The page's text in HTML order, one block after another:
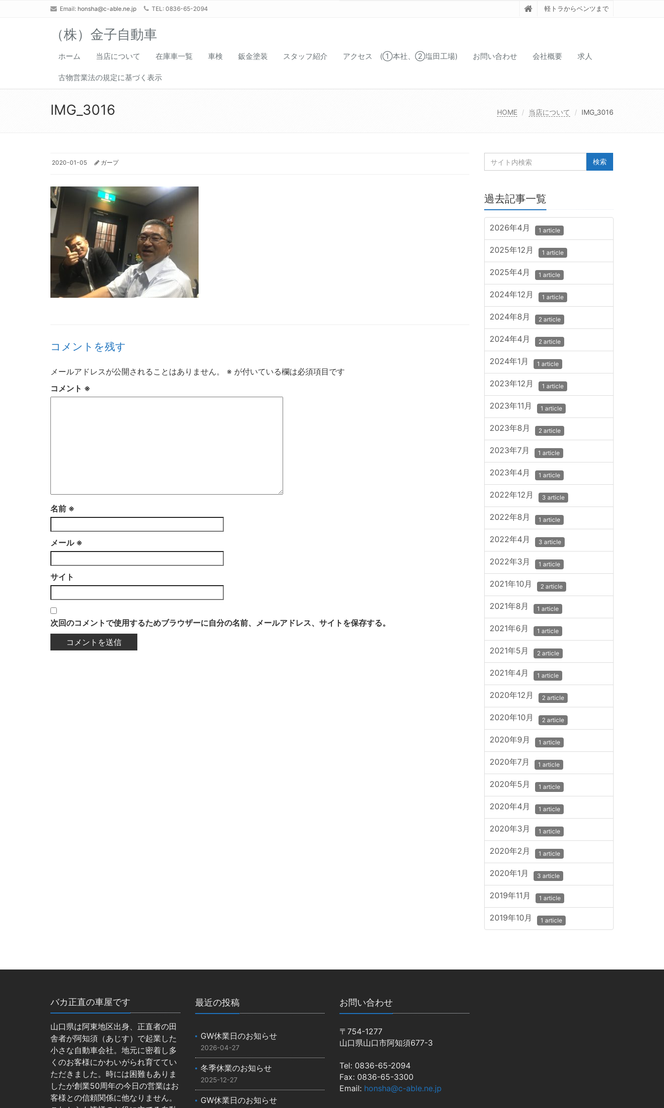
Email: honsha@c-able.ne.jp TEL: 0836-65-2094 軽トラからベンツまで
（株）金子自動車
ホーム 当店について 在庫車一覧 車検 鈑金塗装 スタッフ紹介 アクセス (①本社、②塩田工場) お問い合わせ 会社概要 求人
古物営業法の規定に基づく表示
IMG_3016 HOME 当店について IMG_3016
2020-01-05 ガープ
コメントを残す
メールアドレスが公開されることはありません。 ※ が付いている欄は必須項目です
コメント ※
名前 ※
メール ※
サイト
次回のコメントで使用するためブラウザーに自分の名前、メールアドレス、サイトを保存する。
過去記事一覧
2026年4月 1 article
2025年12月 1 article
2025年4月 1 article
2024年12月 1 article
2024年8月 2 article
2024年4月 2 article
2024年1月 1 article
2023年12月 1 article
2023年11月 1 article
2023年8月 2 article
2023年7月 1 article
2023年4月 1 article
2022年12月 3 article
2022年8月 1 article
2022年4月 3 article
2022年3月 1 article
2021年10月 2 article
2021年8月 1 article
2021年6月 1 article
2021年5月 2 article
2021年4月 1 article
2020年12月 2 article
2020年10月 2 article
2020年9月 1 article
2020年7月 1 article
2020年5月 1 article
2020年4月 1 article
2020年3月 1 article
2020年2月 1 article
2020年1月 3 article
2019年11月 1 article
2019年10月 1 article
バカ正直の車屋です
山口県は阿東地区出身、正直者の田
舎者が阿知須（あじす）で起業した
小さな自動車会社。地元に密着し多
くのお客様にかわいがられ育ててい
ただきました。時には困難もありま
したが創業50周年の今日の営業はお
客様との信頼関係に他なりません。
最近の投稿
GW休業日のお知らせ
2026-04-27
冬季休業のお知らせ
2025-12-27
GW休業日のお知らせ
お問い合わせ
〒754-1277
山口県山口市阿知須677-3
Tel: 0836-65-2094
Fax: 0836-65-3300
Email: honsha@c-able.ne.jp